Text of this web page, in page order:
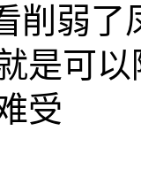
削弱了
是可
受